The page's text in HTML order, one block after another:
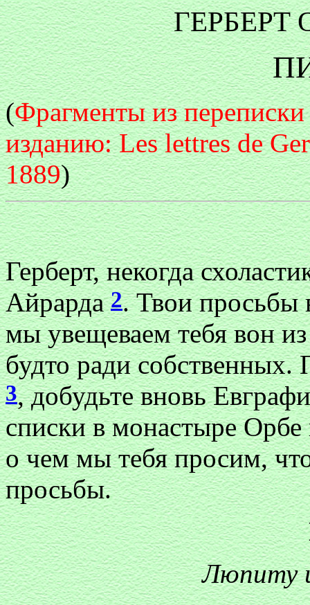
ГЕРБЕРТ
(Фрагменты из
изданию: Les lettres de
1889)
Герберт, некогда
Айрарда2. Твои просьбы
мы увещеваем тебя вон
будто ради собственных.
3, добудьте вновь
списки в монастыре Орбе
о чем мы тебя просим,
просьбы.
Люпиту